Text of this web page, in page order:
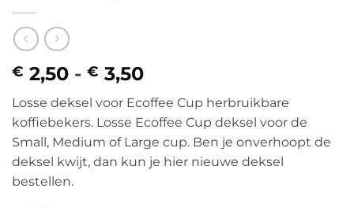
€ 2,50 - € 3,50
€ 2,50
tot
€ 3,50
Losse deksel voor Ecoffee Cup herbruikbare
koffiebekers. Losse Ecoffee Cup deksel voor de
Small, Medium of Large cup. Ben je onverhoopt de
deksel kwijt, dan kun je hier nieuwe deksel
bestellen.